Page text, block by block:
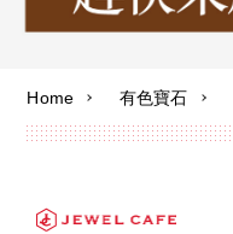
Home 有色寶石